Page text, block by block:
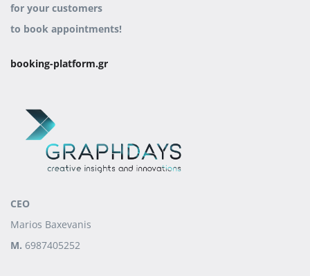
for your customers
to book appointments!
booking-platform.gr
CEO
Marios Baxevanis
M. 6987405252